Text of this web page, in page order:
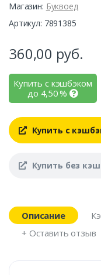
Магазин: Буквоед
Артикул: 7891385
360,00 руб.
Купить с кэшбэком
до 4,50%
Купить с
Купить без
Описание
+ Оставить отзыв